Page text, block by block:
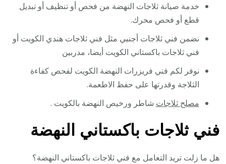
خدمة صيانة ثلاجات النهضة من فحص أو تنظيف أو تبديل
قطع أو فحص محرك.
نضمن فني ثلاجات أجنبي مثل فني ثلاجات هندي الكويت أو
فني ثلاجات باكستاني الكويت أيضا، مدربين
نوفر لكم فني فريزرات النهضة الكويت لفحص كفاءة
الثلاجة وقدرتها على حفظ الاطعمة.
مصلح ثلاجات شاطر ورخيص النهضة بالكويت .
فني ثلاجات باكستاني النهضة
هل ما زلت تريد التعامل مع فني ثلاجات باكستاني النهضة؟